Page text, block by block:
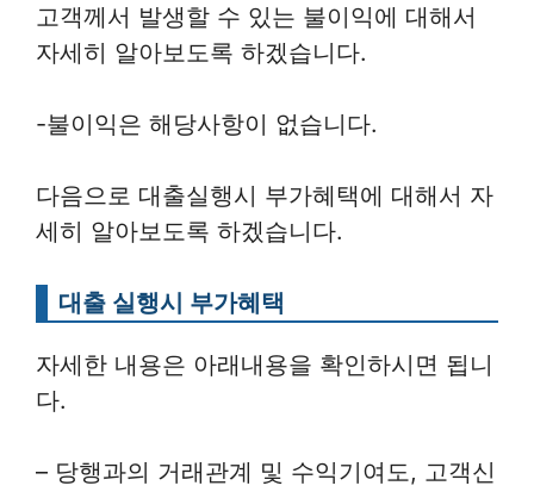
고객께서 발생할 수 있는 불이익에 대해서
자세히 알아보도록 하겠습니다.
-불이익은 해당사항이 없습니다.
다음으로 대출실행시 부가혜택에 대해서 자
세히 알아보도록 하겠습니다.
대출 실행시 부가혜택
자세한 내용은 아래내용을 확인하시면 됩니
다.
– 당행과의 거래관계 및 수익기여도, 고객신